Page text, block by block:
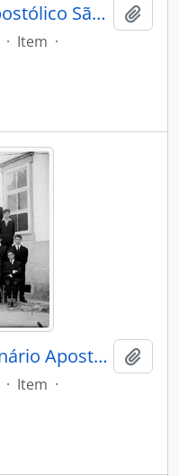
Padres do Seminário Apostólico São João de Brito
· Item ·
Padre e alunos do Seminário Apostólico São João de Brito
· Item ·